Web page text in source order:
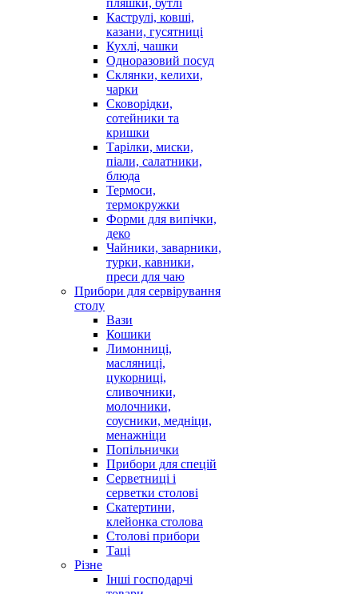
пляшки, бутлі
Каструлі, ковші,
казани, гусятниці
Кухлі, чашки
Одноразовий посуд
Склянки, келихи,
чарки
Сковорідки,
сотейники та
кришки
Тарілки, миски,
піали, салатники,
блюда
Термоси,
термокружки
Форми для випічки,
деко
Чайники, заварники,
турки, кавники,
преси для чаю
Прибори для сервірування
столу
Вази
Кошики
Лимонниці,
масляниці,
цукорниці,
сливочники,
молочники,
соусники, медніци,
менажніци
Попільнички
Прибори для спецій
Серветниці і
серветки столові
Скатертини,
клейонка столова
Столові прибори
Таці
Різне
Інші господарчі